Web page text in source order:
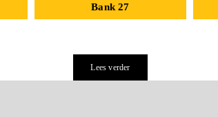
Bank 27
Lees verder